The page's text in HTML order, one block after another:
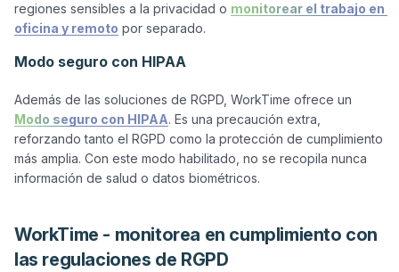
regiones sensibles a la privacidad o monitorear el trabajo en
oficina y remoto
Modo seguro con HIPAA
Modo seguro con HIPAA. Es una precaución extra,
reforzando tanto el RGPD como la protección de cumplimiento
más amplia. Con este modo habilitado, no se recopila nunca
WorkTime - monitorea en cumplimiento con
las regulaciones de RGPD